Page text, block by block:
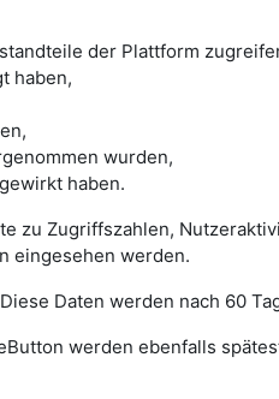
der Plattform
haben,
wurden,
haben.
zu Zugriffszahlen,
eingesehen werden.
Daten werden nach 60
werden ebenfalls